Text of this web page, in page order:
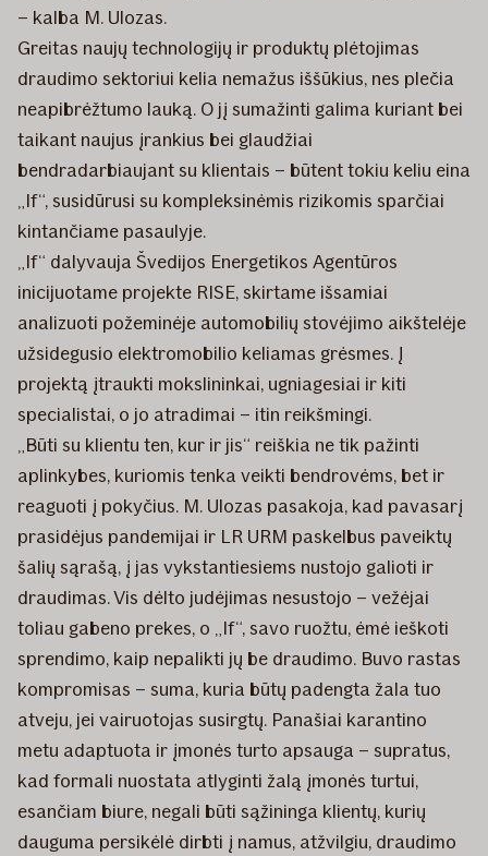
– kalba M. Ulozas.
Greitas naujų technologijų ir produktų plėtojimas
draudimo sektoriui kelia nemažus iššūkius, nes plečia
neapibrėžtumo lauką. O jį sumažinti galima kuriant bei
taikant naujus įrankius bei glaudžiai
bendradarbiaujant su klientais – būtent tokiu keliu eina
„If“, susidūrusi su kompleksinėmis rizikomis sparčiai
kintančiame pasaulyje.
„If“ dalyvauja Švedijos Energetikos Agentūros
inicijuotame projekte RISE, skirtame išsamiai
analizuoti požeminėje automobilių stovėjimo aikštelėje
užsidegusio elektromobilio keliamas grėsmes. Į
projektą įtraukti mokslininkai, ugniagesiai ir kiti
specialistai, o jo atradimai – itin reikšmingi.
„Būti su klientu ten, kur ir jis“ reiškia ne tik pažinti
aplinkybes, kuriomis tenka veikti bendrovėms, bet ir
reaguoti į pokyčius. M. Ulozas pasakoja, kad pavasarį
prasidėjus pandemijai ir LR URM paskelbus paveiktų
šalių sąrašą, į jas vykstantiesiems nustojo galioti ir
draudimas. Vis dėlto judėjimas nesustojo – vežėjai
toliau gabeno prekes, o „If“, savo ruožtu, ėmė ieškoti
sprendimo, kaip nepalikti jų be draudimo. Buvo rastas
kompromisas – suma, kuria būtų padengta žala tuo
atveju, jei vairuotojas susirgtų. Panašiai karantino
metu adaptuota ir įmonės turto apsauga – supratus,
kad formali nuostata atlyginti žalą įmonės turtui,
esančiam biure, negali būti sąžininga klientų, kurių
dauguma persikėlė dirbti į namus, atžvilgiu, draudimo